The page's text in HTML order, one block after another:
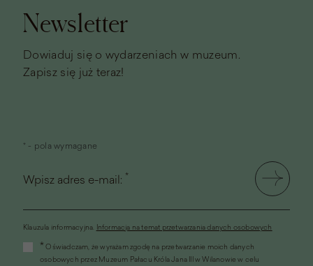
Newsletter
Dowiaduj się o wydarzeniach w muzeum.
Zapisz się już teraz!
* - pola wymagane
Wpisz adres e-mail: *
Klauzula informacyjna. Informacja na temat przetwarzania danych osobowych
otworzy
* Oświadczam, że wyrażam zgodę na przetwarzanie moich danych
osobowych przez Muzeum Pałacu Króla Jana III w Wilanowie w celu